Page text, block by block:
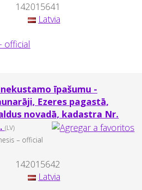
142015641
Latvia
official
īpašumu -
Ezeres pagastā,
novadā, kadastra Nr.
(LV)
– official
142015642
Latvia